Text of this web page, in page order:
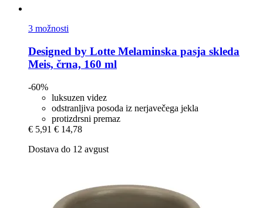
3 možnosti
Designed by Lotte Melaminska pasja skleda
Meis, črna, 160 ml
-60%
luksuzen videz
odstranljiva posoda iz nerjavečega jekla
protizdrsni premaz
€ 5,91 € 14,78
Dostava do 12 avgust